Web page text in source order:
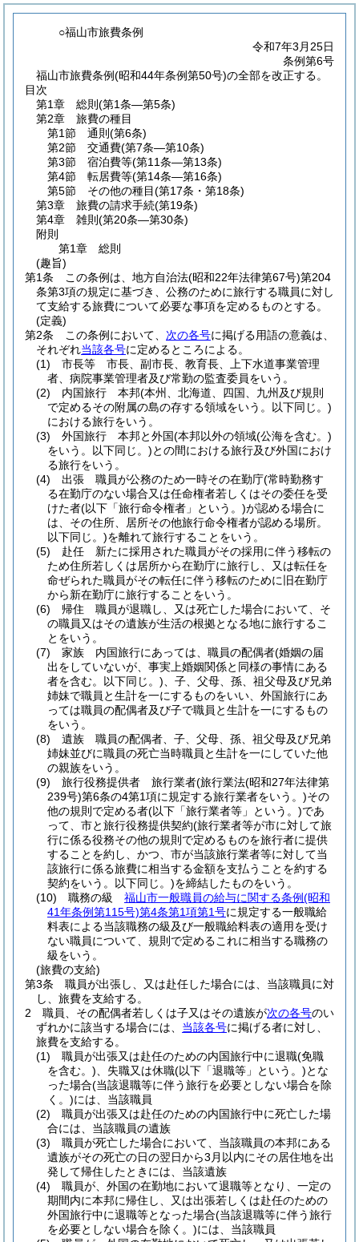
○福山市旅費条例
令和7年3月25日
条例第6号
福山市旅費条例(昭和44年条例第50号)の全部を改正する。
目次
第1章
総則 (第1条―第5条)
第2章
旅費の種目
第1節
通則 (第6条)
第2節
交通費(第7条―第10条)
第3節
宿泊費等(第11条―第13条)
第4節
転居費等(第14条―第16条)
第5節
その他の種目(第17条・第18条)
第3章
旅費の請求手続(第19条)
第4章
雑則 (第20条―第30条)
附則
第1章
総則
(趣旨)
第1条
この条例は、地方自治法(昭和22年法律第67号)第204
条第3項の規定に基づき、公務のために旅行する職員に対し
て支給する旅費について必要な事項を定めるものとする。
(定義)
第2条
この条例において、 次の各号に掲げる用語の意義は、
それぞれ当該各号に定めるところによる。
(1)
市長等 市長、副市長、教育長、上下水道事業管理
者、病院事業管理者及び常勤の監査委員をいう。
(2)
内国旅行 本邦(本州、北海道、四国、九州及び規則
で定めるその附属の島の存する領域をいう。以下同じ。)
における旅行をいう。
(3)
外国旅行 本邦と外国(本邦以外の領域(公海を含む。)
をいう。以下同じ。)との間における旅行及び外国におけ
る旅行をいう。
(4)
出張 職員が公務のため一時その在勤庁(常時勤務す
る在勤庁のない場合又は任命権者若しくはその委任を受
けた者(以下「旅行命令権者」という。)が認める場合に
は、その住所、居所その他旅行命令権者が認める場所。
以下同じ。)を離れて旅行することをいう。
(5)
赴任 新たに採用された職員がその採用に伴う移転の
ため住所若しくは居所から在勤庁に旅行し、又は転任を
命ぜられた職員がその転任に伴う移転のために旧在勤庁
から新在勤庁に旅行することをいう。
(6)
帰住 職員が退職し、又は死亡した場合において、そ
の職員又はその遺族が生活の根拠となる地に旅行するこ
とをいう。
(7)
家族 内国旅行にあっては、職員の配偶者(婚姻の届
出をしていないが、事実上婚姻関係と同様の事情にある
者を含む。以下同じ。) 、子、父母、孫、祖父母及び兄弟
姉妹で職員と生計を一にするものをいい、外国旅行にあ
っては職員の配偶者及び子で職員と生計を一にするもの
をいう。
(8)
遺族 職員の配偶者、子、父母、孫、祖父母及び兄弟
姉妹並びに職員の死亡当時職員と生計を一にしていた他
の親族をいう。
(9)
旅行役務提供者 旅行業者(旅行業法(昭和27年法律第
239号)第6条の4第1項に規定する旅行業者をいう。)その
他の規則で定める者(以下「旅行業者等」という。)であ
って、市と旅行役務提供契約(旅行業者等が市に対して旅
行に係る役務その他の規則で定めるものを旅行者に提供
することを約し、かつ、市が当該旅行業者等に対して当
該旅行に係る旅費に相当する金額を支払うことを約する
契約をいう。以下同じ。)を締結したものをいう。
(10)
職務の級 福山市一般職員の給与に関する条例(昭和
41年条例第115号)第4条第1項第1号に規定する一般職給
料表による当該職務の級及び一般職給料表の適用を受け
ない職員について、規則で定めるこれに相当する職務の
級をいう。
(旅費の支給)
第3条
職員が出張し、又は赴任した場合には、当該職員に対
し、旅費を支給する。
2
職員、その配偶者若しくは子又はその遺族が次の各号のい
ずれかに該当する場合には、 当該各号に掲げる者に対し、
旅費を支給する。
(1)
職員が出張又は赴任のための内国旅行中に退職(免職
を含む。) 、失職又は休職(以下「退職等」という。)とな
った場合(当該退職等に伴う旅行を必要としない場合を除
く。)には、当該職員
(2)
職員が出張又は赴任のための内国旅行中に死亡した場
合には、当該職員の遺族
(3)
職員が死亡した場合において、当該職員の本邦にある
遺族がその死亡の日の翌日から3月以内にその居住地を出
発して帰住したときには、当該遺族
(4)
職員が、外国の在勤地において退職等となり、一定の
期間内に本邦に帰住し、又は出張若しくは赴任のための
外国旅行中に退職等となった場合(当該退職等に伴う旅行
を必要としない場合を除く。)には、当該職員